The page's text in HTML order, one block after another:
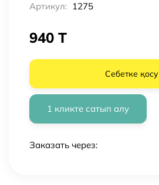
Артикул: 1275
940 T
Себетке қосу
1 кликте сатып алу
Заказать через: